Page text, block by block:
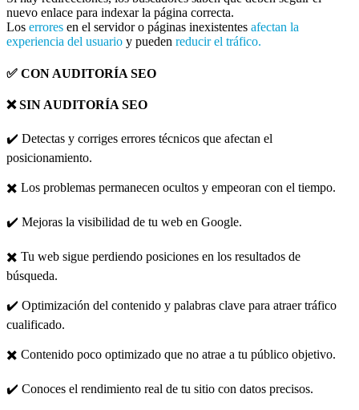
nuevo enlace para indexar la página correcta.
Los errores en el servidor o páginas inexistentes afectan la
experiencia del usuario y pueden reducir el tráfico.
✅ CON AUDITORÍA SEO
❌ SIN AUDITORÍA SEO
✔️ Detectas y corriges errores técnicos que afectan el
posicionamiento.
✖️ Los problemas permanecen ocultos y empeoran con el tiempo.
✔️ Mejoras la visibilidad de tu web en Google.
✖️ Tu web sigue perdiendo posiciones en los resultados de
búsqueda.
✔️ Optimización del contenido y palabras clave para atraer tráfico
cualificado.
✖️ Contenido poco optimizado que no atrae a tu público objetivo.
✔️ Conoces el rendimiento real de tu sitio con datos precisos.